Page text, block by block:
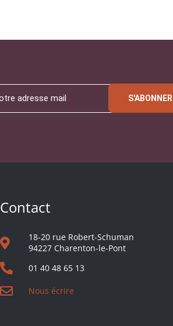
S'ABONNER
Contact
18-20 rue Robert-Schuman
94227 Charenton-le-Pont
01 40 48 65 13
Nous écrire